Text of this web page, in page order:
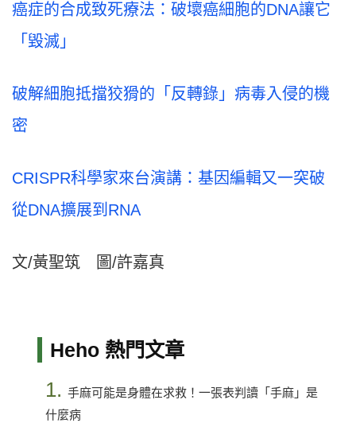
癌症的合成致死療法：破壞癌細胞的DNA讓它
「毀滅」
破解細胞抵擋狡猾的「反轉錄」病毒入侵的機
密
CRISPR科學家來台演講：基因編輯又一突破
從DNA擴展到RNA
文/黃聖筑 圖/許嘉真
Heho 熱門文章
1. 手麻可能是身體在求救！一張表判讀「手麻」是
什麼病